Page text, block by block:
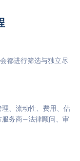
都进行筛选与独立尽
、流动性、费用、估
服务商—法律顾问、审